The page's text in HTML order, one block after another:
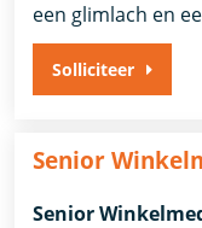
een glimlach en
Solliciteer
Senior
Senior